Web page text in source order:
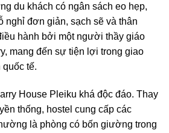
du khách có ngân sách eo hẹp,
nghỉ đơn giản, sạch sẽ và thân
hành bởi một người thầy giáo
mang đến sự tiện lợi trong giao
tế.
House Pleiku khá độc đáo. Thay
thống, hostel cung cấp các
là phòng có bốn giường trong